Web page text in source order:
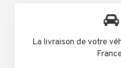
La livraison de votre